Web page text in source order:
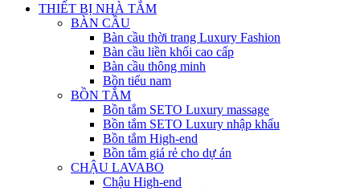
THIẾT BỊ NHÀ TẮM
BÀN CẦU
Bàn cầu thời trang Luxury Fashion
Bàn cầu liền khối cao cấp
Bàn cầu thông minh
Bồn tiểu nam
BỒN TẮM
Bồn tắm SETO Luxury massage
Bồn tắm SETO Luxury nhập khẩu
Bồn tắm High-end
Bồn tắm giá rẻ cho dự án
CHẬU LAVABO
Chậu High-end